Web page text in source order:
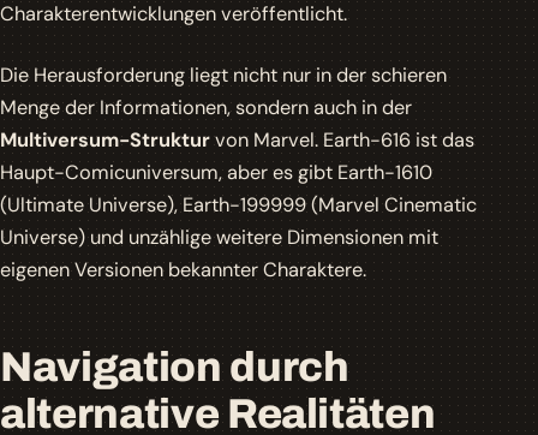
Charakterentwicklungen veröffentlicht.
Die Herausforderung liegt nicht nur in der schieren
Menge der Informationen, sondern auch in der
Multiversum-Strukturvon Marvel. Earth-616 ist das
Haupt-Comicuniversum, aber es gibt Earth-1610
(Ultimate Universe), Earth-199999 (Marvel Cinematic
Universe) und unzählige weitere Dimensionen mit
eigenen Versionen bekannter Charaktere.
Navigation durch
alternative Realitäten